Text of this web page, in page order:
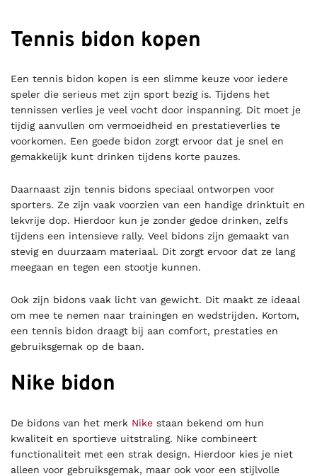
Tennis bidon kopen
Een tennis bidon kopen is een slimme keuze voor iedere
speler die serieus met zijn sport bezig is. Tijdens het
tennissen verlies je veel vocht door inspanning. Dit moet je
tijdig aanvullen om vermoeidheid en prestatieverlies te
voorkomen. Een goede bidon zorgt ervoor dat je snel en
gemakkelijk kunt drinken tijdens korte pauzes.
Daarnaast zijn tennis bidons speciaal ontworpen voor
sporters. Ze zijn vaak voorzien van een handige drinktuit en
lekvrije dop. Hierdoor kun je zonder gedoe drinken, zelfs
tijdens een intensieve rally. Veel bidons zijn gemaakt van
stevig en duurzaam materiaal. Dit zorgt ervoor dat ze lang
meegaan en tegen een stootje kunnen.
Ook zijn bidons vaak licht van gewicht. Dit maakt ze ideaal
om mee te nemen naar trainingen en wedstrijden. Kortom,
een tennis bidon draagt bij aan comfort, prestaties en
gebruiksgemak op de baan.
Nike bidon
De bidons van het merk Nike staan bekend om hun
kwaliteit en sportieve uitstraling. Nike combineert
functionaliteit met een strak design. Hierdoor kies je niet
alleen voor gebruiksgemak, maar ook voor een stijlvolle